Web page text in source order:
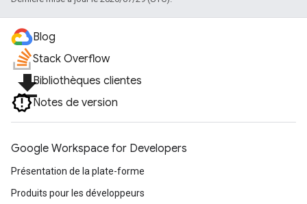
Blog
Stack Overflow
file_downloadBibliothèques clientes
Notes de version
Google Workspace for Developers
Présentation de la plate-forme
Produits pour les développeurs